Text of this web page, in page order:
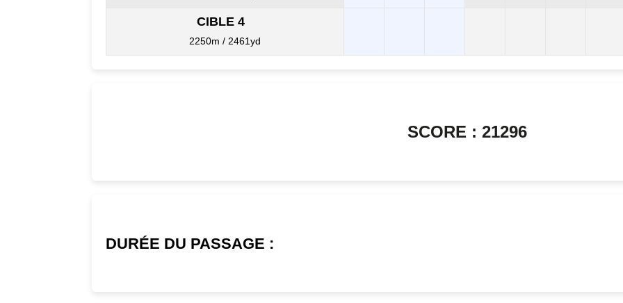
CIBLE 4
2250m / 2461yd
SCORE : 21296
DURÉE DU PASSAGE :